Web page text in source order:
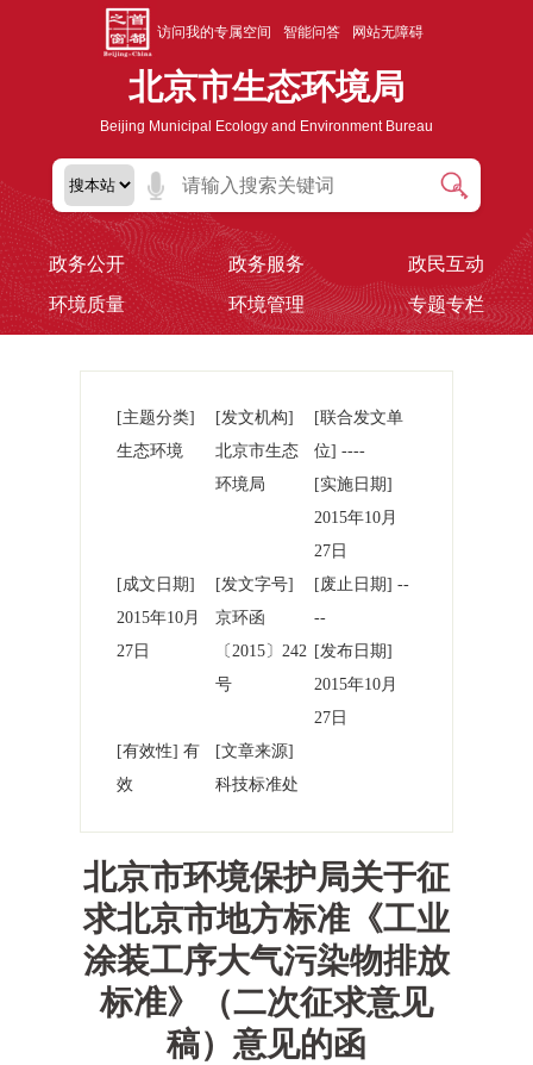
访问我的专属空间 智能问答 网站无障碍
北京市生态环境局
Beijing Municipal Ecology and Environment Bureau
政务公开 政务服务
政民互动
环境质量
环境管理 专题专栏
[主题分类]
生态环境
[发文机构]
北京市生态
环境局
[联合发文单
位] ----
[实施日期]
2015年10月
27日
[成文日期]
2015年10月
27日
[发文字号]
京环函
〔2015〕242
号
[废止日期] --
--
[发布日期]
2015年10月
27日
[有效性] 有
效
[文章来源]
科技标准处
北京市环境保护局关于征
求北京市地方标准《工业
涂装工序大气污染物排放
标准》（二次征求意见
稿）意见的函